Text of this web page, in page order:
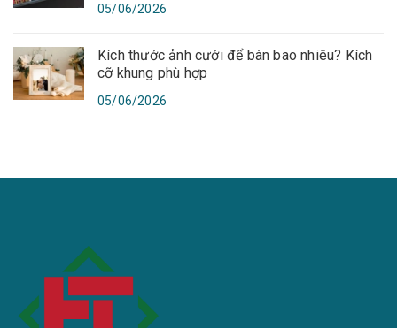
05/06/2026
Kích thước ảnh cưới để bàn bao nhiêu? Kích
cỡ khung phù hợp
05/06/2026